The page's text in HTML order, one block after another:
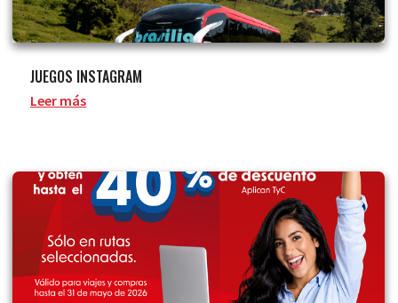
JUEGOS INSTAGRAM
Leer más